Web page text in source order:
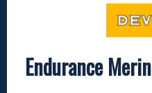
Endurance
Endurance